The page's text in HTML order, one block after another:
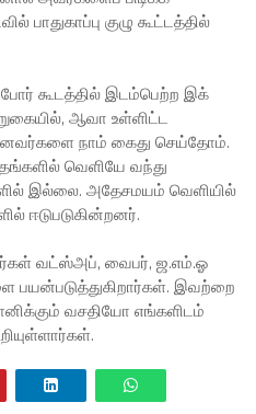
பாதுகாப்பு குழு கூட்டத்தில்
கூடத்தில் இடம்பெற்ற இக்
ஆவா உள்ளிட்ட
நாம் கைது செய்தோம்.
வெளியே வந்து
இல்லை. அதேசமயம் வெளியில்
ஈடுபடுகின்றனர்.
வட்ஸ்அப், வைபர், ஜ.எம்.ஓ
இவற்றை
வசதியோ எங்களிடம்